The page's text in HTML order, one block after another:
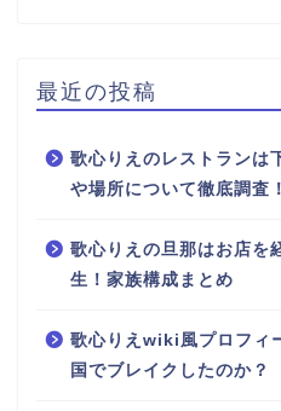
最近の投稿
歌心りえのレストランは
や場所について徹底調査！
歌心りえの旦那はお店を
生！家族構成まとめ
歌心りえwiki風プロフィ
国でブレイクしたのか？